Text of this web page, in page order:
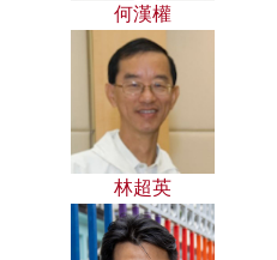
何漢權
林超英